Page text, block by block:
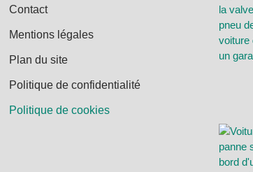
Contact
Mentions légales
Plan du site
Politique de confidentialité
Politique de cookies